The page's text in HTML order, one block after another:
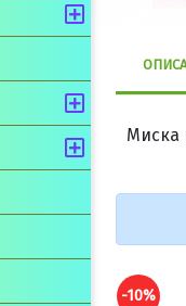
Миска
-10%